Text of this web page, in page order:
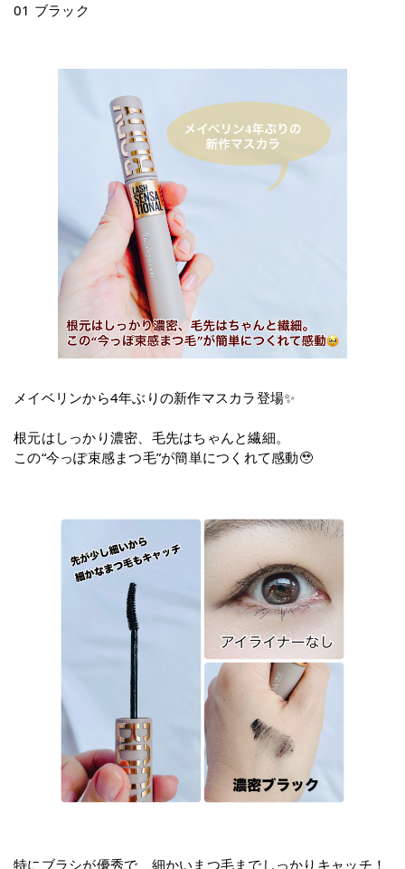
01 ブラック
メイベリンから4年ぶりの新作マスカラ登場✨
根元はしっかり濃密、毛先はちゃんと繊細。
この“今っぽ束感まつ毛”が簡単につくれて感動🥹
特にブラシが優秀で、細かいまつ毛までしっかりキャッチ！